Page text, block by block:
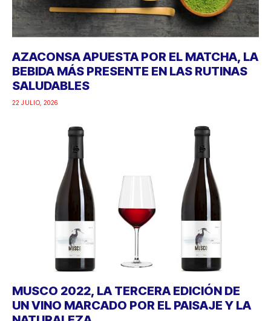
AZACONSA APUESTA POR EL MATCHA, LA
BEBIDA MÁS PRESENTE EN LAS RUTINAS
SALUDABLES
22 JULIO, 2026
MUSCO 2022, LA TERCERA EDICIÓN DE
UN VINO MARCADO POR EL PAISAJE Y LA